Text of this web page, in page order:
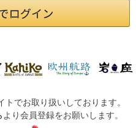
トでお取り扱いしております。
より会員登録をお願いします。